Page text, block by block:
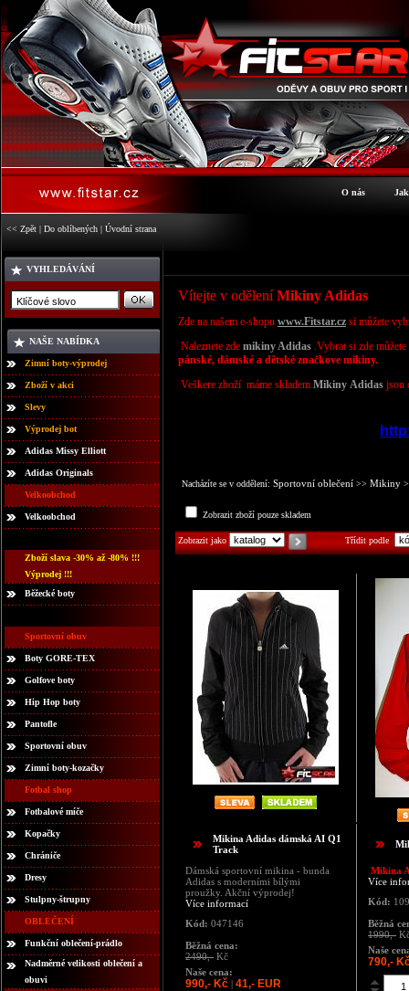
O nás
<< Zpět | Do oblíbených | Úvodní strana
VYHLEDÁVÁNÍ
NAŠE NABÍDKA
Zimní boty-výprodej
Zboží v akci
Slevy
Výprodej bot
Adidas Missy Elliott
Adidas Originals
Velkoobchod
Velkoobchod
Zboží slava -30% až -80% !!!
Výprodej !!!
Běžecké boty
Sportovní obuv
Boty GORE-TEX
Golfove boty
Hip Hop boty
Pantofle
Sportovní obuv
Zimní boty-kozačky
Fotbal shop
Fotbalové míče
Kopačky
Chrániče
Dresy
Stulpny-štrupny
OBLEČENÍ
Funkční oblečení-prádlo
Nadměrné velikosti oblečení a
obuvi
Vítejte v oděleníMikiny Adidas
Zde na našem e-shopu www.Fitstar.cz si můžete
Naleznete zde mikinyAdidas .Vybrat si zde můžete
pánské, dámské a dětské značkove mikiny.
Veškere zboží máme skladem.Mikiny Adidas jsou
Nacházíte se v oddělení: Sportovní oblečení >> Mikiny
Zobrazit zboží pouze skladem
Zobrazit jako Třídit podle
Mikina Adidas dámská AI Q1
Track
Dámská sportovní mikina - bunda
Adidas s moderními bílými
proužky. Akční výprodej!
Více informací
Kód: 047146
Běžná cena:
2490,- Kč
Naše cena:
990,- Kč | 41,- EUR
Mikina
Více
Kód:
Běžná
1990,-
Naše
790,-